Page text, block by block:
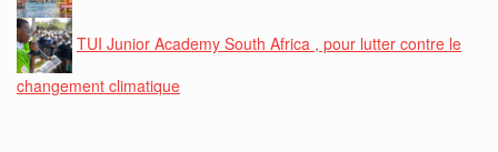
TUI Junior Academy South Africa , pour lutter contre le
changement climatique